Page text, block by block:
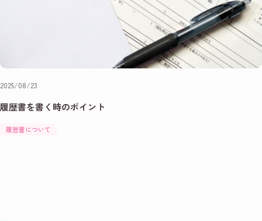
2025/08/23
履歴書を書く時のポイント
履歴書について